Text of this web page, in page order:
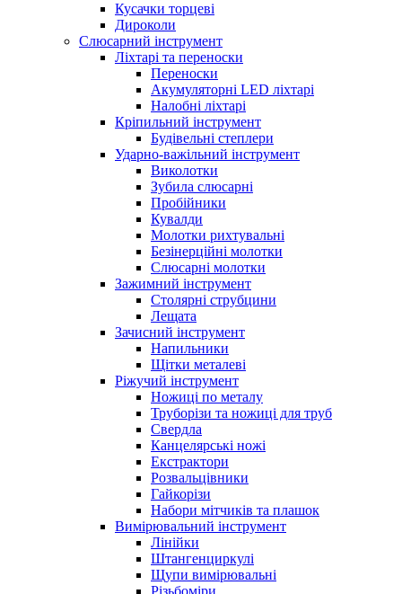
Кусачки торцеві
Дироколи
Слюсарний інструмент
Ліхтарі та переноски
Переноски
Акумуляторні LED ліхтарі
Налобні ліхтарі
Кріпильний інструмент
Будівельні степлери
Ударно-важільний інструмент
Виколотки
Зубила слюсарні
Пробійники
Кувалди
Молотки рихтувальні
Безінерційні молотки
Слюсарні молотки
Зажимний інструмент
Столярні струбцини
Лещата
Зачисний інструмент
Напильники
Щітки металеві
Ріжучий інструмент
Ножиці по металу
Труборізи та ножиці для труб
Свердла
Канцелярські ножі
Екстрактори
Розвальцівники
Гайкорізи
Набори мітчиків та плашок
Вимірювальний інструмент
Лінійки
Штангенциркулі
Щупи вимірювальні
Різьбоміри